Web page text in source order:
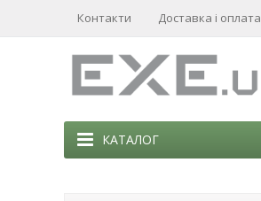
Контакти Доставка і оплата
КАТАЛОГ